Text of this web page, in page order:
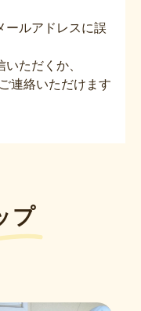
ールアドレスに誤
ただくか、
連絡いただけます
プ